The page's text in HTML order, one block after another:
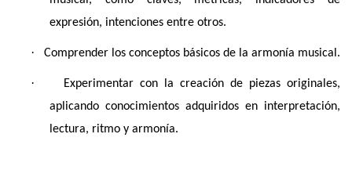
expresión, intenciones entre otros.
· Comprender los conceptos básicos de la armonía musical.
·
Experimentar con la creación de piezas originales,
aplicando conocimientos adquiridos en interpretación,
lectura, ritmo y armonía.